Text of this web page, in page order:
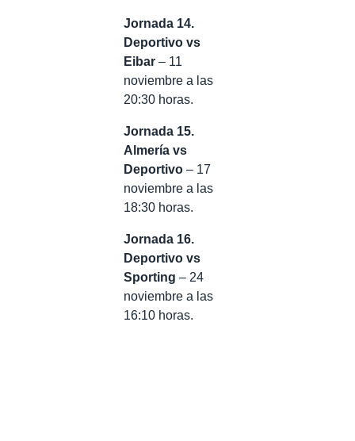
Jornada 14.
Deportivo vs
Eibar – 11
noviembre a las
20:30 horas.
Jornada 15.
Almería vs
Deportivo – 17
noviembre a las
18:30 horas.
Jornada 16.
Deportivo vs
Sporting – 24
noviembre a las
16:10 horas.